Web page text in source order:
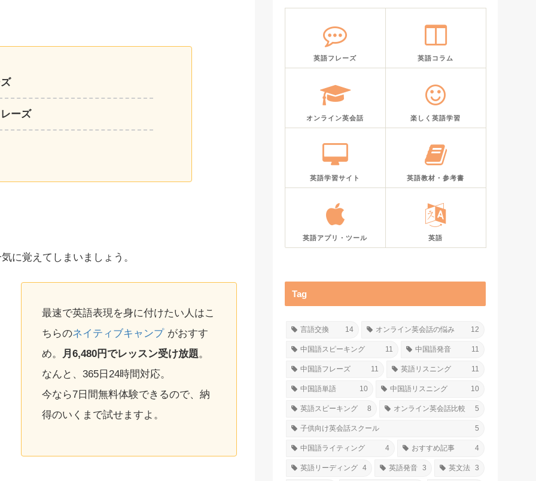
ーズ
に覚えてしまいましょう。
最速で英語表現を身に付けたい人はこ
ちらのネイティブキャンプ がおすす
め。
月6,480円でレッスン受け放題。
なんと、365日24時間対応。
今なら7日間無料体験できるので、納
得のいくまで試せますよ。
英語フレーズ 英語コラム
オンライン英会話 楽しく英語学習
英語学習サイト 英語教材・参考書
英語アプリ・ツール 英語
Tag
言語交換 14 オンライン英会話の悩み 12
中国語スピーキング 11 中国語発音 11
中国語フレーズ 11 英語リスニング 11
中国語単語 10 中国語リスニング 10
英語スピーキング 8 オンライン英会話比較 5
子供向け英会話スクール 5
中国語ライティング 4 おすすめ記事 4
英語リーディング 4 英語発音 3 英文法 3